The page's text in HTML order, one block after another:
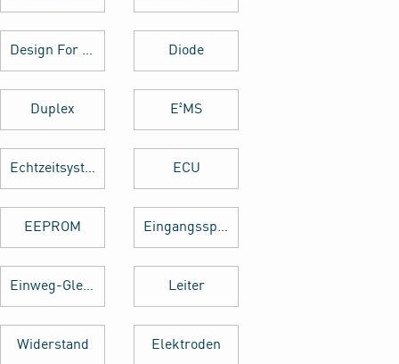
Design For Manufacturing Diode
Duplex E²MS
Echtzeitsystem ECU
EEPROM Eingangsspannung
Einweg-Gleichrichter Leiter
Widerstand Elektroden